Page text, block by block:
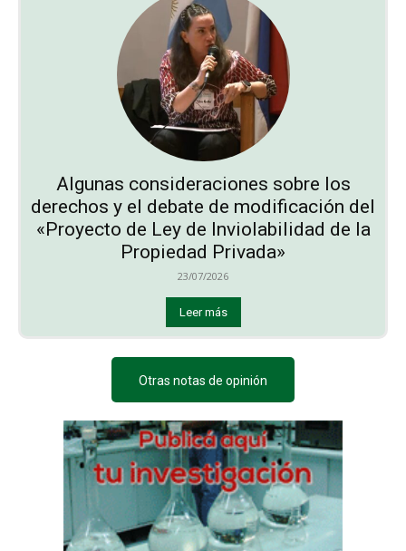
Algunas consideraciones sobre los
derechos y el debate de modificación del
«Proyecto de Ley de Inviolabilidad de la
Propiedad Privada»
23/07/2026
Leer más
Otras notas de opinión